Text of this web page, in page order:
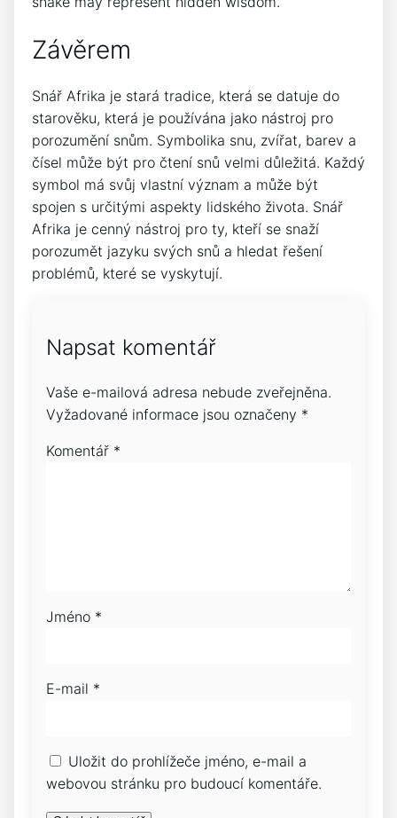
Závěrem
Snář Afrika je stará tradice, která se datuje do
starověku, která je používána jako nástroj pro
porozumění snům. Symbolika snu, zvířat, barev a
čísel může být pro čtení snů velmi důležitá. Každý
symbol má svůj vlastní význam a může být
spojen s určitými aspekty lidského života. Snář
Afrika je cenný nástroj pro ty, kteří se snaží
porozumět jazyku svých snů a hledat řešení
problémů, které se vyskytují.
Napsat komentář
Vaše e-mailová adresa nebude zveřejněna.
Vyžadované informace jsou označeny *
Komentář *
Jméno *
E-mail *
Uložit do prohlížeče jméno, e-mail a
webovou stránku pro budoucí komentáře.